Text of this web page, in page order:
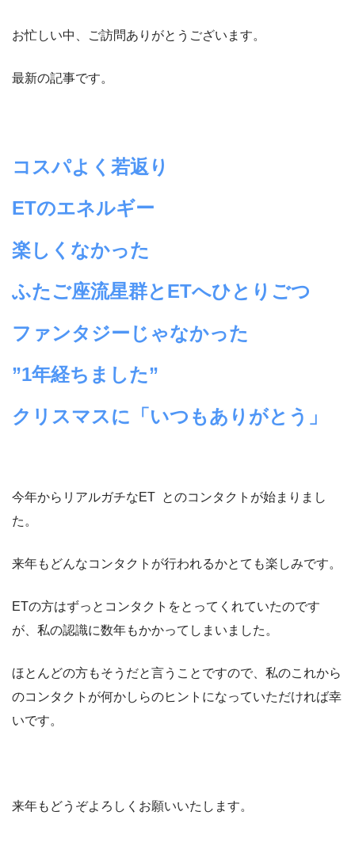
お忙しい中、ご訪問ありがとうございます。
最新の記事です。
コスパよく若返り
ETのエネルギー
楽しくなかった
ふたご座流星群とETへひとりごつ
ファンタジーじゃなかった
”1年経ちました”
クリスマスに「いつもありがとう」
今年からリアルガチなET とのコンタクトが始まりまし
た。
来年もどんなコンタクトが行われるかとても楽しみです。
ETの方はずっとコンタクトをとってくれていたのです
が、私の認識に数年もかかってしまいました。
ほとんどの方もそうだと言うことですので、私のこれから
のコンタクトが何かしらのヒントになっていただければ幸
いです。
来年もどうぞよろしくお願いいたします。